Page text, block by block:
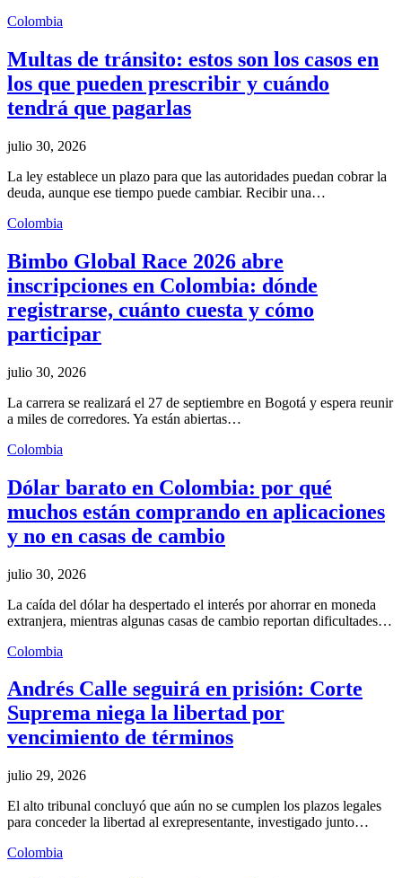
Colombia
Multas de tránsito: estos son los casos en
los que pueden prescribir y cuándo
tendrá que pagarlas
julio 30, 2026
La ley establece un plazo para que las autoridades puedan cobrar la
deuda, aunque ese tiempo puede cambiar. Recibir una…
Colombia
Bimbo Global Race 2026 abre
inscripciones en Colombia: dónde
registrarse, cuánto cuesta y cómo
participar
julio 30, 2026
La carrera se realizará el 27 de septiembre en Bogotá y espera reunir
a miles de corredores. Ya están abiertas…
Colombia
Dólar barato en Colombia: por qué
muchos están comprando en aplicaciones
y no en casas de cambio
julio 30, 2026
La caída del dólar ha despertado el interés por ahorrar en moneda
extranjera, mientras algunas casas de cambio reportan dificultades…
Colombia
Andrés Calle seguirá en prisión: Corte
Suprema niega la libertad por
vencimiento de términos
julio 29, 2026
El alto tribunal concluyó que aún no se cumplen los plazos legales
para conceder la libertad al exrepresentante, investigado junto…
Colombia